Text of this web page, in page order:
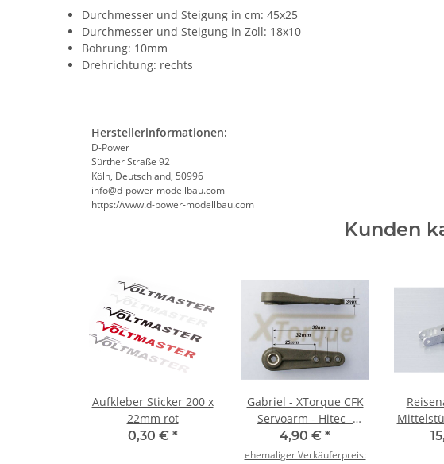
Durchmesser und Steigung in cm: 45x25
Durchmesser und Steigung in Zoll: 18x10
Bohrung: 10mm
Drehrichtung: rechts
Herstellerinformationen:
D-Power
Sürther Straße 92
Köln, Deutschland, 50996
info@d-power-modellbau.com
https://www.d-power-modellbau.com
Kunden
Aufkleber Sticker 200 x
22mm rot
0,30 € *
Gabriel - XTorque CFK
Servoarm - Hitec -
38mm - Abverkauf
4,90 € *
ehemaliger Verkäuferpreis: